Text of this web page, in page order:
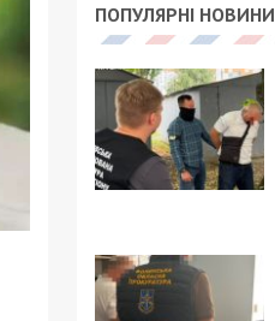
ПОПУЛЯРНІ НОВИНИ